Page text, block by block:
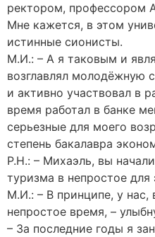
ректором, профессором
Мне кажется, в этом
истинные сионисты.
М.И.: – А я таковым и
возглавлял молодёжную
и активно участвовал в
время работал в банке
серьезные для моего
степень бакалавра
Р.Н.: – Михаэль, вы
туризма в непростое
М.И.: – В принципе, у нас,
непростое время, –
– За последние годы я